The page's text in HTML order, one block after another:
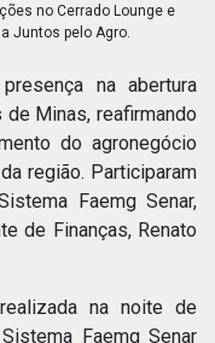
no Cerrado Lounge e
Juntos pelo Agro.
na abertura
Minas, reafirmando
do agronegócio
região. Participaram
Faemg Senar,
de Finanças, Renato
na noite de
Faemg Senar